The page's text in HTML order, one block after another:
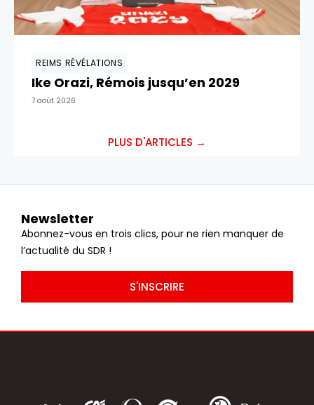
REIMS RÉVÉLATIONS
Ike Orazi, Rémois jusqu’en 2029
7 août 2026
PLUS D'ARTICLES →
Newsletter
Abonnez-vous en trois clics, pour ne rien manquer de
l’actualité du SDR !
S'INSCRIRE